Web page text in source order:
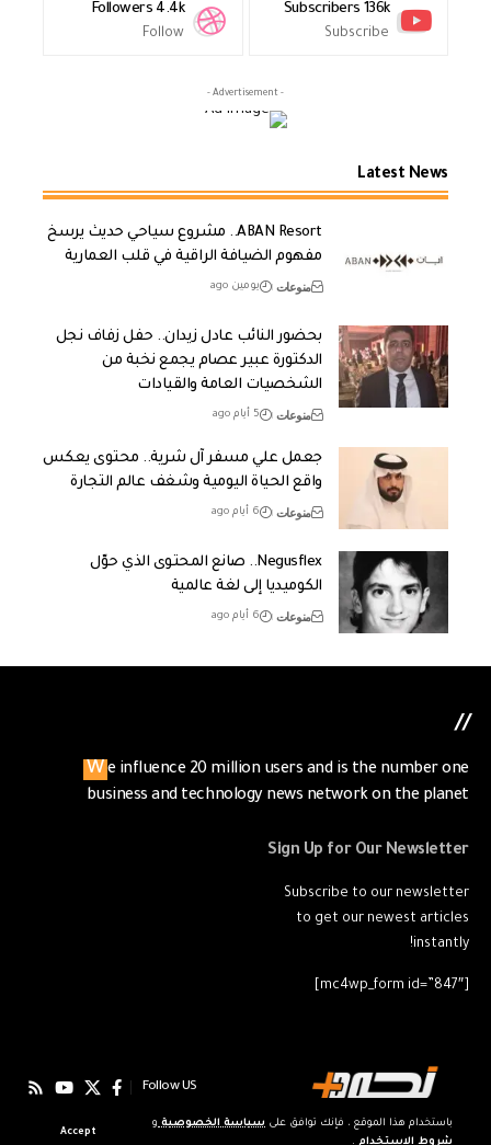
باستخدام هذا الموقع ، فإنك توافق على سياسة الخصوصية و
شروط الاستخدام .
Accept
136k
Subscribers
Subscribe
4.4k
Followers
Follow
- Advertisement -
Latest News
ABAN Resort.. مشروع سياحي حديث يرسخ
مفهوم الضيافة الراقية في قلب العمارية
منوعات يومين ago
بحضور النائب عادل زيدان.. حفل زفاف نجل
الدكتورة عبير عصام يجمع نخبة من
الشخصيات العامة والقيادات
منوعات 5 أيام ago
جعمل علي مسفر آل شرية.. محتوى يعكس
واقع الحياة اليومية وشغف عالم التجارة
منوعات 6 أيام ago
Negusflex.. صانع المحتوى الذي حوّل
الكوميديا إلى لغة عالمية
منوعات 6 أيام ago
//
We influence 20 million users and is the number one
business and technology news network on the planet
Sign Up for Our Newsletter
Subscribe to our newsletter
to get our newest articles
instantly!
[mc4wp_form id=”847″]
Follow US